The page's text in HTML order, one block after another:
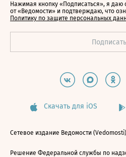
Нажимая кнопку «Подписаться», я даю
от «Ведомости» и подтверждаю, что
Политику по защите персональных
Скачать для iOS
Сетевое издание Ведомости (Vedomosti)
Решение Федеральной службы по